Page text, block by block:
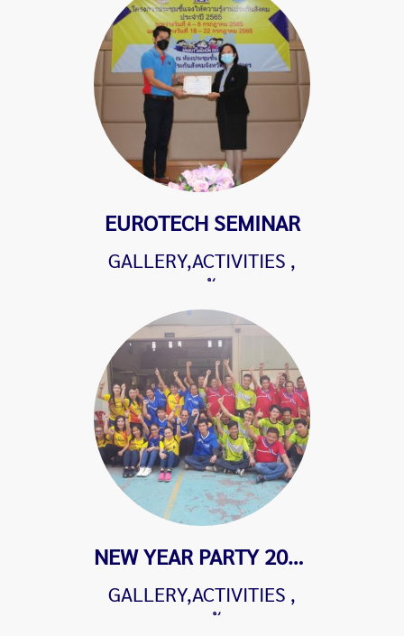
EUROTECH SEMINAR
GALLERY,ACTIVITIES ,
901 ผู้ชม
NEW YEAR PARTY 2019
GALLERY,ACTIVITIES ,
4961 ผู้ชม